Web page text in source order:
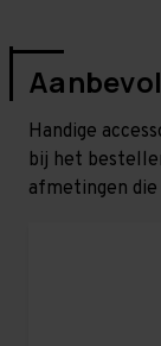
Handige
bij het
afmetingen